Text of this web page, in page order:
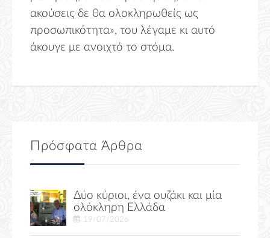
ακούσεις δε θα ολοκληρωθείς ως
προσωπικότητα», του λέγαμε κι αυτό
άκουγε με ανοιχτό το στόμα.
Πρόσφατα Άρθρα
Δύο κύριοι, ένα ουζάκι και μία
ολόκληρη Ελλάδα
19/07/2026